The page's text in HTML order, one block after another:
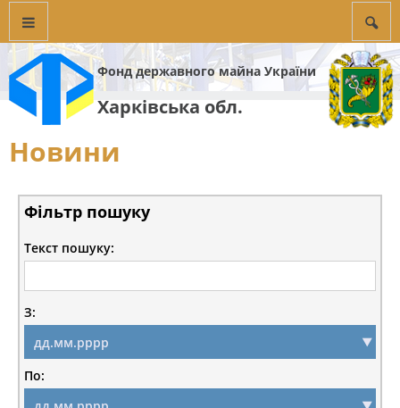
Фонд державного майна України
Харківська обл.
Новини
Фільтр пошуку
Текст пошуку:
З:
По: